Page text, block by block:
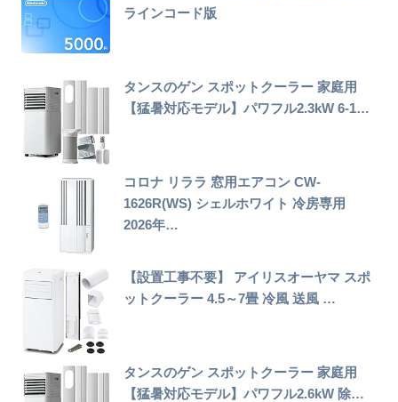
ラインコード版
タンスのゲン スポットクーラー 家庭用
【猛暑対応モデル】パワフル2.3kW 6-1…
コロナ リララ 窓用エアコン CW-
1626R(WS) シェルホワイト 冷房専用
2026年…
【設置工事不要】 アイリスオーヤマ スポ
ットクーラー 4.5～7畳 冷風 送風 …
タンスのゲン スポットクーラー 家庭用
【猛暑対応モデル】パワフル2.6kW 除…